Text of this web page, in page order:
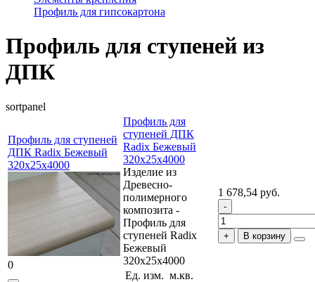
Профиль для гипсокартона
Профиль для ступеней из
ДПК
sortpanel
Профиль для ступеней
ДПК Radix Бежевый
320x25x4000
0
Профиль для
ступеней ДПК
Radix Бежевый
320x25x4000
Изделие из
Древесно-
полимерного
композита -
Профиль для
ступеней Radix
Бежевый
320x25x4000
Ед. изм. м.кв.
1 678,54 руб.
В корзину